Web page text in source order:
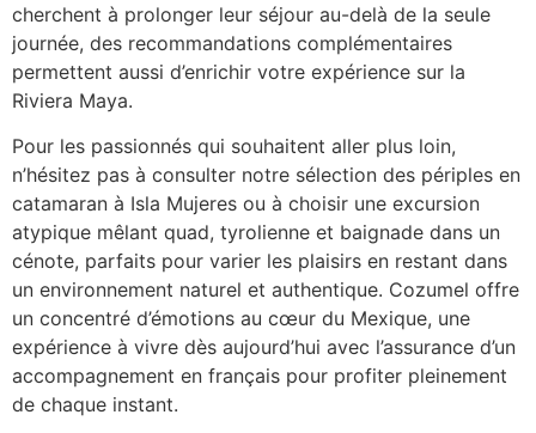
cherchent à prolonger leur séjour au-delà de la seule
journée, des recommandations complémentaires
permettent aussi d’enrichir votre expérience sur la
Riviera Maya.
Pour les passionnés qui souhaitent aller plus loin,
n’hésitez pas à consulter notre sélection des périples en
catamaran à Isla Mujeres ou à choisir une excursion
atypique mêlant quad, tyrolienne et baignade dans un
cénote, parfaits pour varier les plaisirs en restant dans
un environnement naturel et authentique. Cozumel offre
un concentré d’émotions au cœur du Mexique, une
expérience à vivre dès aujourd’hui avec l’assurance d’un
accompagnement en français pour profiter pleinement
de chaque instant.